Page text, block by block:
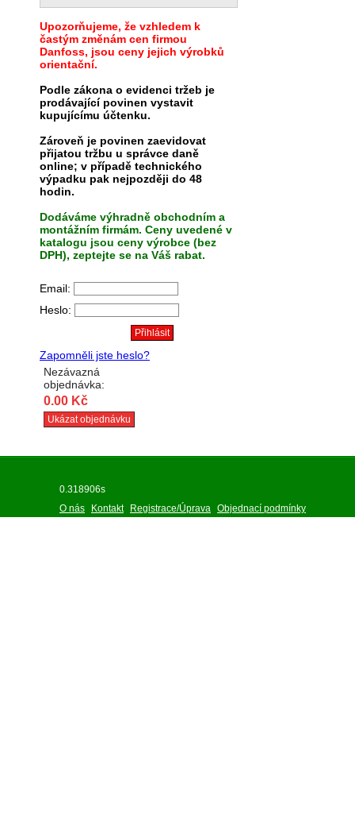
Upozorňujeme, že vzhledem k
častým změnám cen firmou
Danfoss, jsou ceny jejich výrobků
orientační.
Podle zákona o evidenci tržeb je
prodávající povinen vystavit
kupujícímu účtenku.
Zároveň je povinen zaevidovat
přijatou tržbu u správce daně
online; v případě technického
výpadku pak nejpozději do 48
hodin.
Dodáváme výhradně obchodním a
montážním firmám. Ceny uvedené v
katalogu jsou ceny výrobce (bez
DPH), zeptejte se na Váš rabat.
Email:
Heslo:
Zapomněli jste heslo?
Nezávazná
objednávka:
0.00 Kč
0.318906s
O nás
Kontakt Registrace/Úprava Objednací podmínky